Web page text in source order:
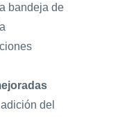
bandeja de
del